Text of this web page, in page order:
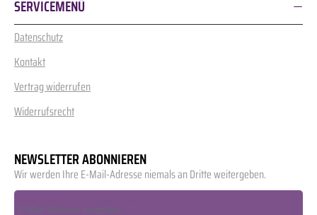
SERVICEMENÜ
Datenschutz
Kontakt
Vertrag widerrufen
Widerrufsrecht
NEWSLETTER ABONNIEREN
Wir werden Ihre E-Mail-Adresse niemals an Dritte weitergeben.